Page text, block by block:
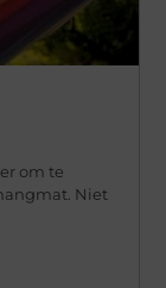
om te
Niet